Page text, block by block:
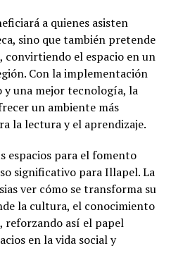
a quienes asisten
sino que también pretende
convirtiendo el espacio en un
Con la implementación
y una mejor tecnología, la
un ambiente más
la lectura y el aprendizaje.
espacios para el fomento
significativo para Illapel. La
ver cómo se transforma su
la cultura, el conocimiento
reforzando así el papel
en la vida social y